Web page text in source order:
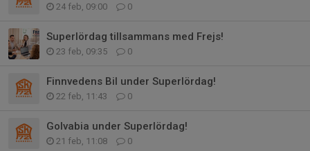
24 feb, 09:00 0
Superlördag tillsammans med Frejs!
23 feb, 09:35 0
Finnvedens Bil under Superlördag!
22 feb, 11:43 0
Golvabia under Superlördag!
21 feb, 11:08 0